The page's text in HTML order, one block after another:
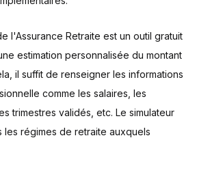
l'Assurance Retraite est un outil gratuit
estimation personnalisée du montant
il suffit de renseigner les informations
comme les salaires, les
trimestres validés, etc. Le simulateur
régimes de retraite auxquels